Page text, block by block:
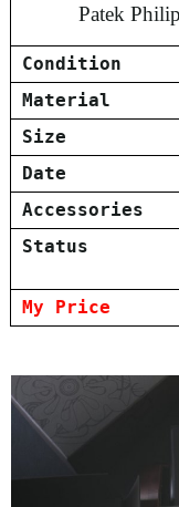
Patek
Condition
Material
Size
Date
Accessories
Status
My Price